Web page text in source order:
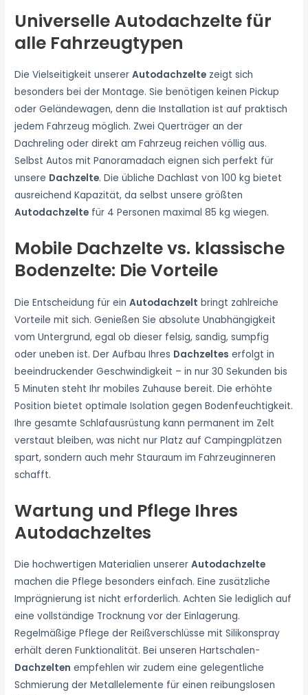
Universelle Autodachzelte für
alle Fahrzeugtypen
Die Vielseitigkeit unsererAutodachzelte zeigt sich
besonders bei der Montage. Sie benötigen keinen Pickup
oder Geländewagen, denn die Installation ist auf praktisch
jedem Fahrzeug möglich. Zwei Querträger an der
Dachreling oder direkt am Fahrzeug reichen völlig aus.
Selbst Autos mit Panoramadach eignen sich perfekt für
unsere Dachzelte. Die übliche Dachlast von 100 kg bietet
ausreichend Kapazität, da selbst unsere größten
Autodachzelte für 4 Personen maximal 85 kg wiegen.
Mobile Dachzelte vs. klassische
Bodenzelte: Die Vorteile
Die Entscheidung für einAutodachzelt bringt zahlreiche
Vorteile mit sich. Genießen Sie absolute Unabhängigkeit
vom Untergrund, egal ob dieser felsig, sandig, sumpfig
oder uneben ist. Der Aufbau Ihres Dachzeltes erfolgt in
beeindruckender Geschwindigkeit – in nur 30 Sekunden bis
5 Minuten steht Ihr mobiles Zuhause bereit. Die erhöhte
Position bietet optimale Isolation gegen Bodenfeuchtigkeit.
Ihre gesamte Schlafausrüstung kann permanent im Zelt
verstaut bleiben, was nicht nur Platz auf Campingplätzen
spart, sondern auch mehr Stauraum im Fahrzeuginneren
schafft.
Wartung und Pflege Ihres
Autodachzeltes
Die hochwertigen Materialien unsererAutodachzelte
machen die Pflege besonders einfach. Eine zusätzliche
Imprägnierung ist nicht erforderlich. Achten Sie lediglich auf
eine vollständige Trocknung vor der Einlagerung.
Regelmäßige Pflege der Reißverschlüsse mit Silikonspray
erhält deren Funktionalität. Bei unseren Hartschalen-
Dachzelten empfehlen wir zudem eine gelegentliche
Schmierung der Metallelemente für einen reibungslosen